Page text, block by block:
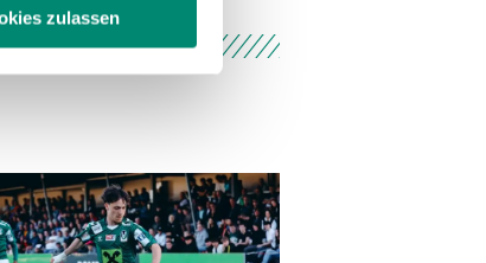
zulassen